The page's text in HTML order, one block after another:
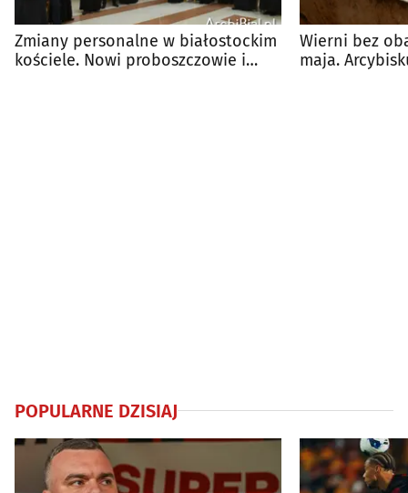
Zmiany personalne w białostockim
kościele. Nowi proboszczowie i
Wierni bez
maja.
POPULARNE DZISIAJ